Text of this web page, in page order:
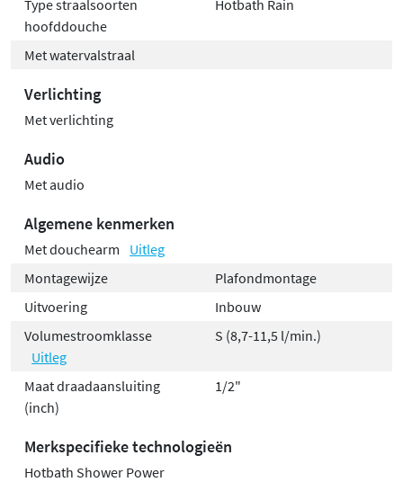
Type straalsoorten
hoofddouche
Hotbath Rain
Met watervalstraal
Verlichting
Met verlichting
Audio
Met audio
Algemene kenmerken
Met douchearm
Uitleg
Montagewijze
Plafondmontage
Uitvoering
Inbouw
Volumestroomklasse
Uitleg
S (8,7-11,5 l/min.)
Maat draadaansluiting
(inch)
1/2"
Merkspecifieke technologieën
Hotbath Shower Power